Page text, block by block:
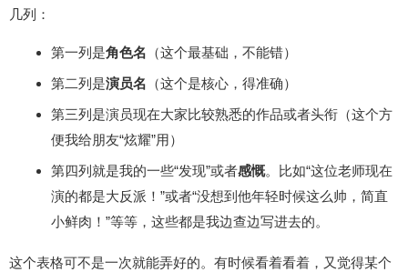
几列：
第一列是角色名 （这个最基础，不能错）
第二列是演员名 （这个是核心，得准确）
第三列是演员现在大家比较熟悉的作品或者头衔（这个方
便我给朋友“炫耀”用）
第四列就是我的一些“发现”或者感慨。比如“这位老师现在
演的都是大反派！”或者“没想到他年轻时候这么帅，简直
小鲜肉！”等等，这些都是我边查边写进去的。
这个表格可不是一次就能弄好的。有时候看着看着，又觉得某个